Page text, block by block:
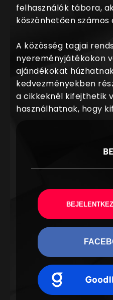
felhasználók tábora,
köszönhetően számos
A közösség tagjai
nyereményjátékokon
ajándékokat
kedvezményekben
a cikkeknél kifejthetik
használhatnak, hogy